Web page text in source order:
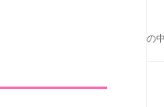
の